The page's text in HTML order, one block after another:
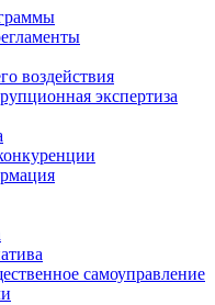
воздействия
экспертиза
самоуправление